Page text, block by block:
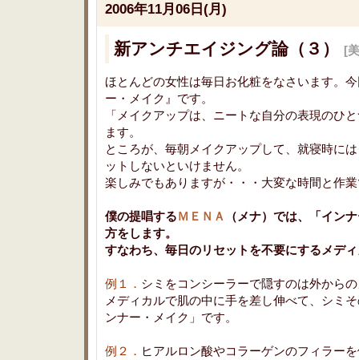
2006年11月06日(月)
新アンチエイジング論（３） [
ほとんどの女性は毎日お化粧をなさいます。
ー・メイク』です。
「メイクアップは、ニートな自分の表現のひ
ます。
ところが、毎朝メイクアップして、就寝時に
ットしないといけません。
楽しみでもありますが・・・大変な時間と作
僕の提唱するＭＥＮＡ
（メナ）では、「イン
方をします。
すなわち、毎日のリセットを不要にするメデ
例１． シミをコンシーラーで隠すのは外から
メディカルで肌の中に手を差し伸べて、シミ
ンナー・メイク」です。
例２． ヒアルロン酸やコラーゲンのフィラー